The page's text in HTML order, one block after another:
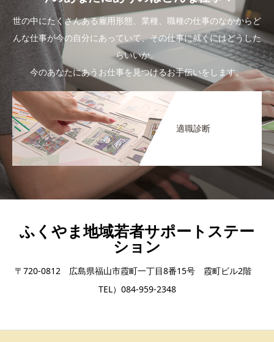
世の中にたくさんある雇用形態、業種、職種の仕事のなかからど
んな仕事が今の自分にあっていて、その仕事に就くにはどうした
らいいか。
今のあなたにあうお仕事を見つけるお手伝いをします。
適職診断
ふくやま地域若者サポートステー
ション
〒720-0812 広島県福山市霞町一丁目8番15号 霞町ビル2階
TEL）084-959-2348